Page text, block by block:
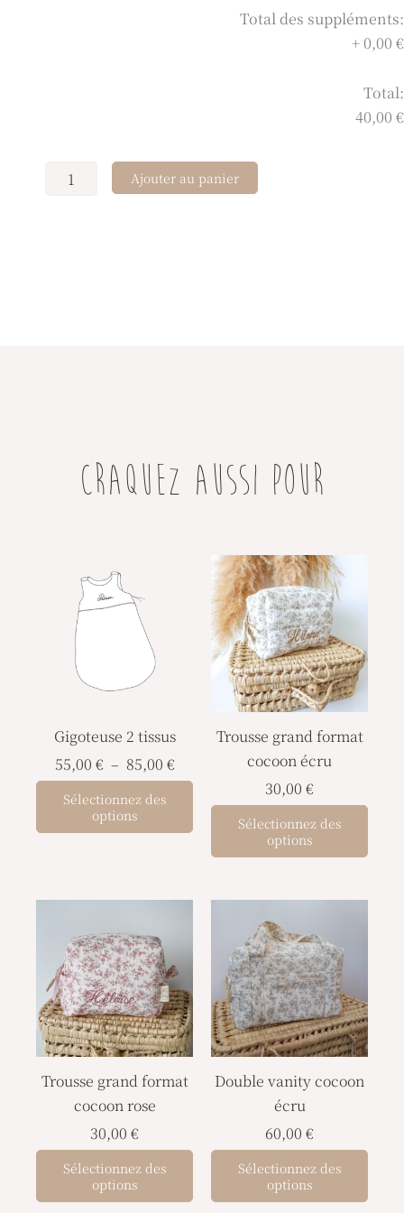
Total des suppléments:
+0,00 €
Total:
40,00 €
Ajouter au panier
CRAQUEZ AUSSI POUR
Gigoteuse 2 tissus
55,00 € – 85,00 €
55,00 €
85,00 €
Sélectionnez des
options
produit
plusieurs
variations.
options
peuvent
choisies
sur
la
page
Trousse grand format
cocoon écru
30,00 €
Sélectionnez des
options
Trousse grand format
cocoon rose
30,00 €
Sélectionnez des
options
Double vanity cocoon
écru
60,00 €
Sélectionnez des
options